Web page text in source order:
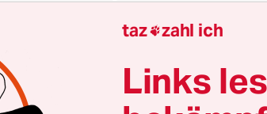
inzwischen
zu verhindern, wurden rund 37
elf Städten der schwer betroffenen
abgeschottet. Der öffentliche
taz zahl ich
Links